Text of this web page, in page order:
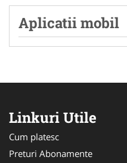
Aplicatii mobil
Linkuri Utile
Cum platesc
Preturi Abonamente